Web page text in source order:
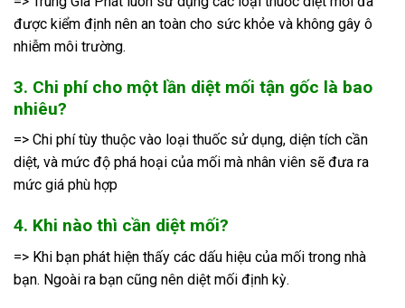
được kiểm định nên an toàn cho sức khỏe và không gây ô
nhiễm môi trường.
3. Chi phí cho một lần diệt mối tận gốc là bao
nhiêu?
=> Chi phí tùy thuộc vào loại thuốc sử dụng, diện tích cần
diệt, và mức độ phá hoại của mối mà nhân viên sẽ đưa ra
mức giá phù hợp
4. Khi nào thì cần diệt mối?
=> Khi bạn phát hiện thấy các dấu hiệu của mối trong nhà
bạn. Ngoài ra bạn cũng nên diệt mối định kỳ.